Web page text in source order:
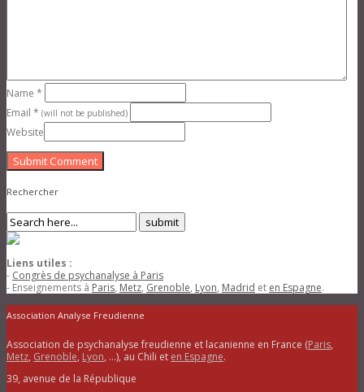
Name *
Email * (will not be published)
Website
Submit Comment
Rechercher
Liens utiles :
- Congrès de psychanalyse à Paris
- Enseignements à Paris, Metz, Grenoble, Lyon, Madrid et en Espagne.
Association Analyse Freudienne
Association de psychanalyse freudienne et lacanienne en France (Paris,
Metz, Grenoble, Lyon, …), au Chili et en Espagne.
39, avenue de la République